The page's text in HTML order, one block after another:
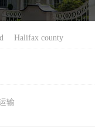
Halifax county
输